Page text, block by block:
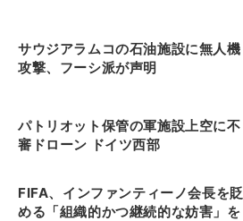
サウジアラムコの石油施設に無人機
攻撃、フーシ派が声明
パトリオット保管の軍施設上空に不
審ドローン ドイツ西部
FIFA、インファンティーノ会長を貶
める「組織的かつ継続的な妨害」を